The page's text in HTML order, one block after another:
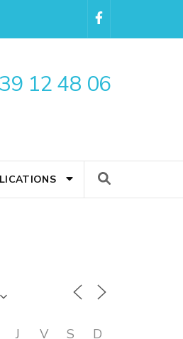
12 48 06
J V S D